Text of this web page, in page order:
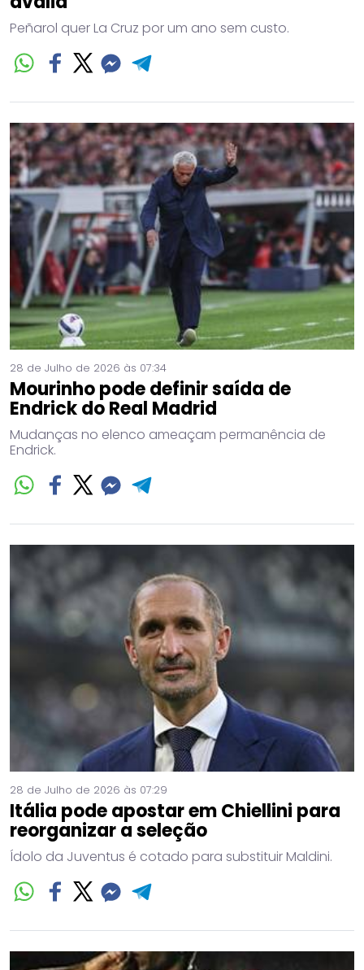
Peñarol quer La Cruz por um ano sem custo.
28 de Julho de 2026 às 07:34
Mourinho pode definir saída de
Endrick do Real Madrid
Mudanças no elenco ameaçam permanência de
Endrick.
28 de Julho de 2026 às 07:29
Itália pode apostar em Chiellini para
reorganizar a seleção
Ídolo da Juventus é cotado para substituir Maldini.